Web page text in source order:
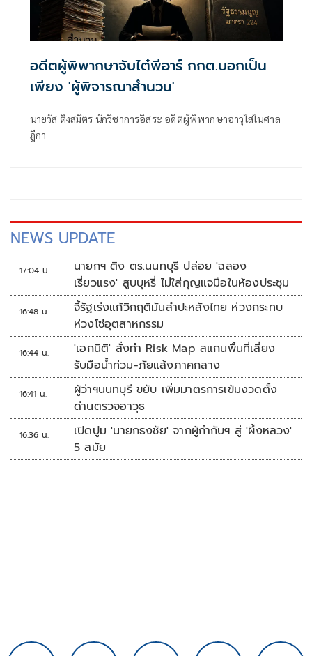
อดีตผู้พิพากษาจับไต๋พีอาร์ กกต.บอกเป็น
เพียง 'ผู้พิจารณาสำนวน'
นายวัส ติงสมิตร นักวิชาการอิสระ อดีตผู้พิพากษาอาวุใสในศาล
ฎีกา
NEWS UPDATE
17:04 น.
นายกฯ ติง ตร.นนทบุรี ปล่อย 'ฉลอง
เรี่ยวแรง' สูบบุหรี่ ไม่ใส่กุญแจมือในห้องประชุม
16:48 น.
จี้รัฐเร่งแก้วิกฤติมันสำปะหลังไทย ห่วงกระทบ
ห่วงโซ่อุตสาหกรรม
16:44 น.
'เอกนิติ' สั่งทำ Risk Map สแกนพื้นที่เสี่ยง
รับมือน้ำท่วม-ภัยแล้งภาคกลาง
16:41 น.
ผู้ว่าฯนนทบุรี ขยับ เพิ่มมาตรการเข้มงวดตั้ง
ด่านตรวจอาวุธ
16:36 น.
เปิดปูม 'นายกธงชัย' จากผู้กำกับฯ สู่ 'ผึ้งหลวง'
5 สมัย